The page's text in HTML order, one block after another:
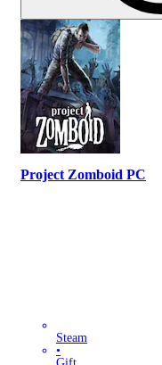
Project Zomboid PC
Steam
•